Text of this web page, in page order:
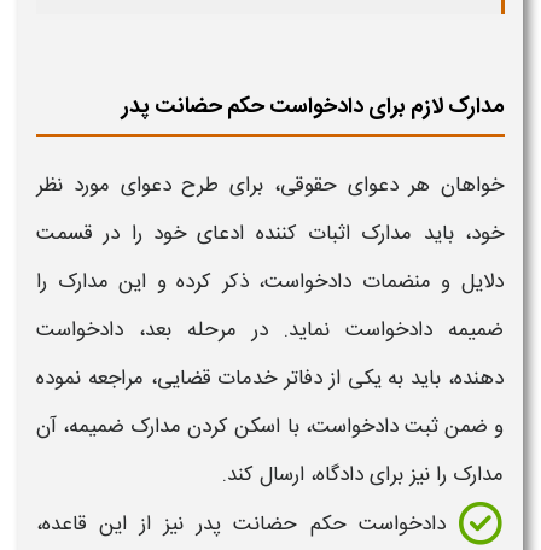
مدارک لازم برای دادخواست حکم حضانت پدر
خواهان هر دعوای حقوقی، برای طرح دعوای مورد نظر
خود، باید مدارک اثبات کننده ادعای خود را در قسمت
دلایل و منضمات دادخواست، ذکر کرده و این مدارک را
ضمیمه دادخواست نماید. در مرحله بعد، دادخواست
دهنده، باید به یکی از دفاتر خدمات قضایی، مراجعه نموده
و ضمن ثبت دادخواست، با اسکن کردن مدارک ضمیمه، آن
مدارک را نیز برای دادگاه، ارسال کند.
دادخواست حکم حضانت پدرنیز از این قاعده،